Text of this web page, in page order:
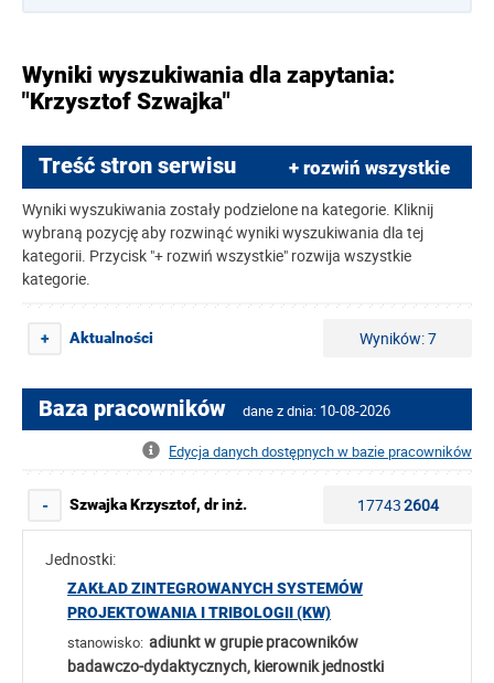
Wyniki wyszukiwania dla zapytania:
"Krzysztof Szwajka"
Treść stron serwisu + rozwiń wszystkie
Wyniki wyszukiwania zostały podzielone na kategorie. Kliknij
wybraną pozycję aby rozwinąć wyniki wyszukiwania dla tej
kategorii. Przycisk "+ rozwiń wszystkie" rozwija wszystkie
kategorie.
+ Aktualności Wyników: 7
Baza pracowników dane z dnia: 10-08-2026
Edycja danych dostępnych w bazie pracowników
- Szwajka Krzysztof, dr inż. 177432604
Jednostki:
ZAKŁAD ZINTEGROWANYCH SYSTEMÓW
PROJEKTOWANIA I TRIBOLOGII (KW)
stanowisko: adiunkt w grupie pracowników
badawczo-dydaktycznych, kierownik jednostki